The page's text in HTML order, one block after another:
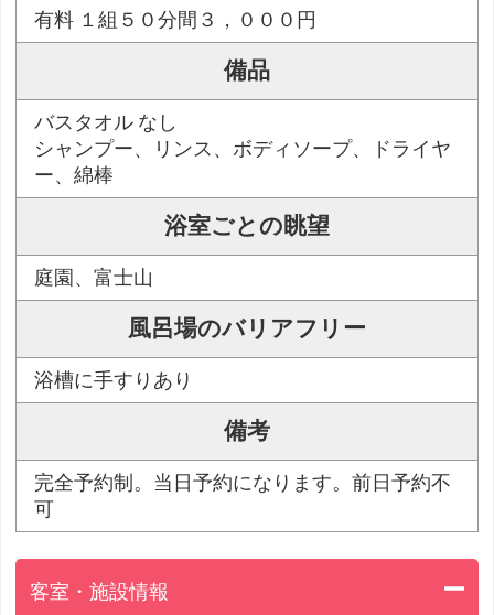
有料 １組５０分間３，０００円
備品
バスタオル なし
シャンプー、リンス、ボディソープ、ドライヤ
ー、綿棒
浴室ごとの眺望
庭園、富士山
風呂場のバリアフリー
浴槽に手すりあり
備考
完全予約制。当日予約になります。前日予約不
可
客室・施設情報